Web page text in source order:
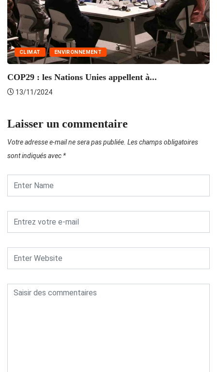
CLIMAT ENVIRONNEMENT
COP29 : les Nations Unies appellent à...
13/11/2024
Laisser un commentaire
Votre adresse e-mail ne sera pas publiée. Les champs obligatoires
sont indiqués avec *